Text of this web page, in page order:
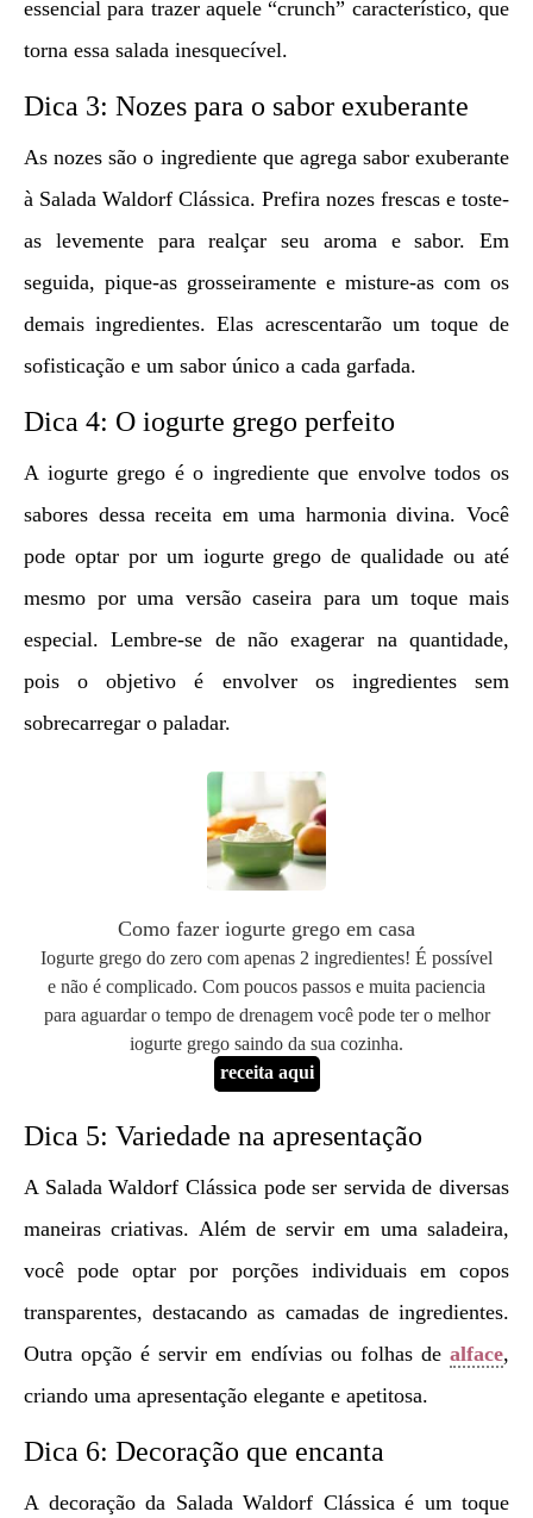
essencial para trazer aquele “crunch” característico, que
torna essa salada inesquecível.
Dica 3: Nozes para o sabor exuberante
As nozes são o ingrediente que agrega sabor exuberante
à Salada Waldorf Clássica. Prefira nozes frescas e toste-
as levemente para realçar seu aroma e sabor. Em
seguida, pique-as grosseiramente e misture-as com os
demais ingredientes. Elas acrescentarão um toque de
sofisticação e um sabor único a cada garfada.
Dica 4: O iogurte grego perfeito
A iogurte grego é o ingrediente que envolve todos os
sabores dessa receita em uma harmonia divina. Você
pode optar por um iogurte grego de qualidade ou até
mesmo por uma versão caseira para um toque mais
especial. Lembre-se de não exagerar na quantidade,
pois o objetivo é envolver os ingredientes sem
sobrecarregar o paladar.
Como fazer iogurte grego em casa
Iogurte grego do zero com apenas 2 ingredientes! É possível
e não é complicado. Com poucos passos e muita paciencia
para aguardar o tempo de drenagem você pode ter o melhor
iogurte grego saindo da sua cozinha.
receita aqui
Dica 5: Variedade na apresentação
A Salada Waldorf Clássica pode ser servida de diversas
maneiras criativas. Além de servir em uma saladeira,
você pode optar por porções individuais em copos
transparentes, destacando as camadas de ingredientes.
Outra opção é servir em endívias ou folhas de alface,
criando uma apresentação elegante e apetitosa.
Dica 6: Decoração que encanta
A decoração da Salada Waldorf Clássica é um toque